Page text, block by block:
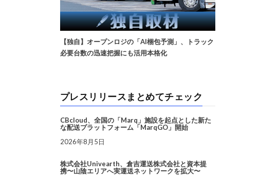
【独自】オープンロジの「AI梱包予測」、トラック
必要台数の迅速把握にも活用本格化
プレスリリースまとめてチェック
CBcloud、全国の「Marq」施設を起点とした新た
な配送プラットフォーム「MarqGO」開始
2026年8月5日
株式会社Univearth、倉吉運送株式会社と資本提
携〜山陰エリアへ実運送ネットワークを拡大〜